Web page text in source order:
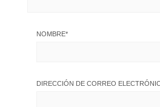
NOMBRE*
DIRECCIÓN DE CORREO